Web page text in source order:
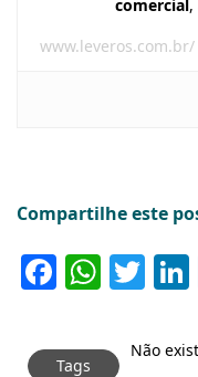
comercial
www.leveros.com.br/
Compartilhe este
Tags
Não